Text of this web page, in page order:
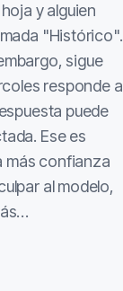
y alguien
"Histórico".
sigue
responde a
puede
Ese es
más confianza
al modelo,